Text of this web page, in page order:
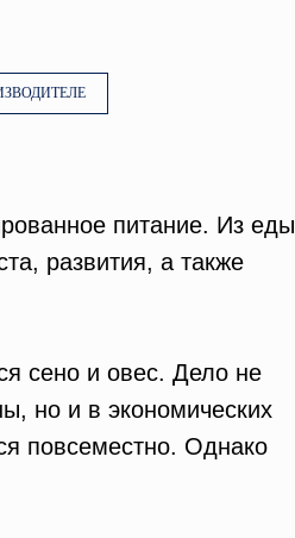
питание. Из еды
развития, а также
сено и овес. Дело не
но и в экономических
повсеместно. Однако